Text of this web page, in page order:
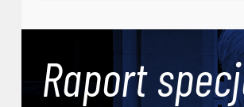
Raport